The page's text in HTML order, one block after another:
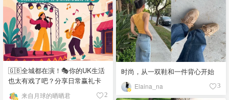
时尚，从一双鞋和一件背心开始
Elaina_na 3
🇬🇧全城都在演！🎭你的UK生活
也太有戏了吧？分享日常赢礼卡
来自月球的晒晒君 2